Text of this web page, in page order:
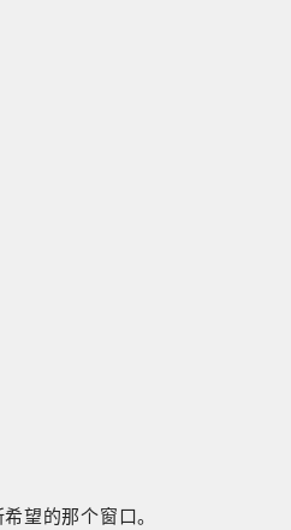
望的那个窗口。